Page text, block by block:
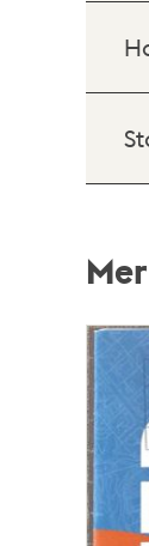
poster
och
teman